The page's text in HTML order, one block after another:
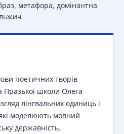
метафора, домінантна
поетичних творів
Празької школи Олега
лінгвальних одиниць і
моделюють мовний
державність.